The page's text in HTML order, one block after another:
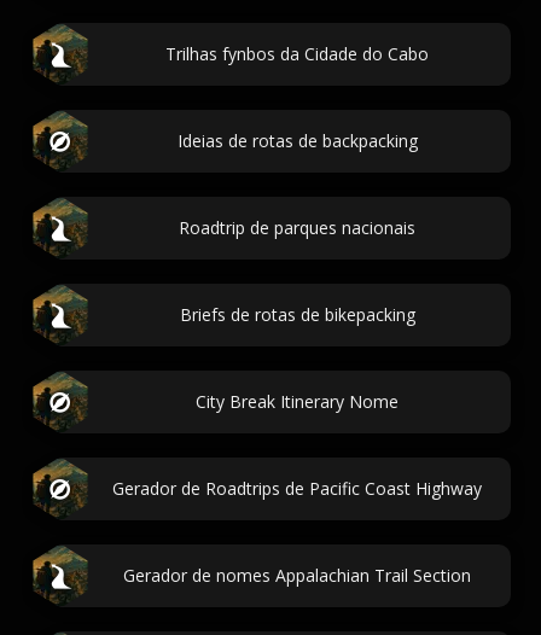
Trilhas fynbos da Cidade do Cabo
Ideias de rotas de backpacking
Roadtrip de parques nacionais
Briefs de rotas de bikepacking
City Break Itinerary Nome
Gerador de Roadtrips de Pacific Coast Highway
Gerador de nomes Appalachian Trail Section